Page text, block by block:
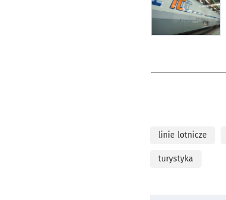
linie lotnicze
turystyka